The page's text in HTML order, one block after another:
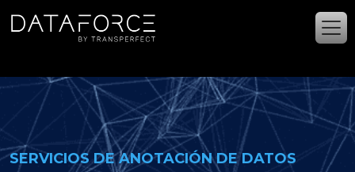
SERVICIOS DE ANOTACIÓN DE DATOS